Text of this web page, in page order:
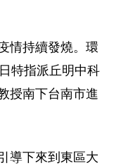
情持續發燒。環
特指派丘明中科
授南下台南市進
導下來到東區大